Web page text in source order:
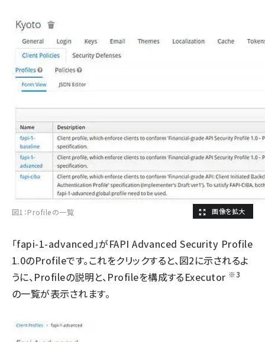
図1：Profileの一覧
「fapi-1-advanced」がFAPI Advanced Security Profile
1.0のProfileです。これをクリックすると、図2に示されるよ
うに、Profileの説明と、Profileを構成するExecutor ※3
の一覧が表示されます。